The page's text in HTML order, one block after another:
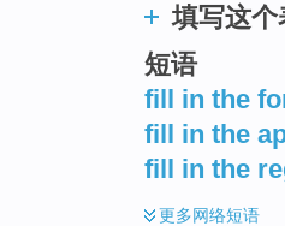
填写这个
短语
fill in the
fill in the
fill in the
更多网络短语